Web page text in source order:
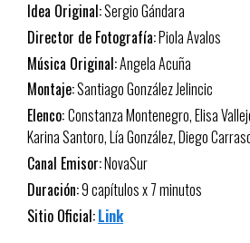
Idea Original:Sergio Gándara
Director de Fotografía:Piola Avalos
Música Original:Angela Acuña
Montaje:Santiago González Jelincic
Elenco:Constanza Montenegro, Elisa
Karina Santoro, Lía González, Diego
Canal Emisor:NovaSur
Duración:9 capítulos x 7 minutos
Sitio Oficial:Link